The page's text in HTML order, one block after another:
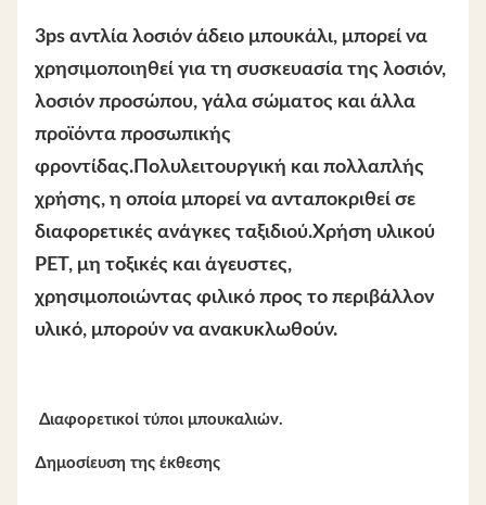
3ps αντλία λοσιόν άδειο μπουκάλι, μπορεί να
χρησιμοποιηθεί για τη συσκευασία της λοσιόν,
λοσιόν προσώπου, γάλα σώματος και άλλα
προϊόντα προσωπικής
φροντίδας.Πολυλειτουργική και πολλαπλής
χρήσης, η οποία μπορεί να ανταποκριθεί σε
διαφορετικές ανάγκες ταξιδιού.Χρήση υλικού
PET, μη τοξικές και άγευστες,
χρησιμοποιώντας φιλικό προς το περιβάλλον
υλικό, μπορούν να ανακυκλωθούν.
️ Διαφορετικοί τύποι μπουκαλιών.
∆ημοσίευση της έκθεσης